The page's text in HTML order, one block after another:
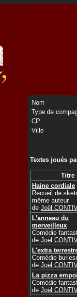
Nom
Type de
CP
Ville
Textes joués
Titre
Haine cordiale
Recueil de
même auteur
de Joël
L'anneau du
merveilleux
Comédie
de Joël
L'extra
Comédie
de Joël
La pizza
Comédie
de Joël